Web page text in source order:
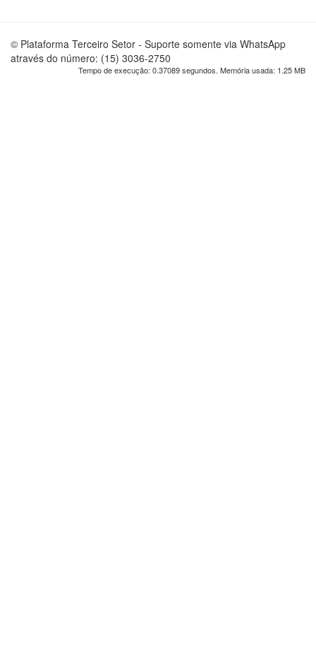
© Plataforma Terceiro Setor - Suporte somente via WhatsApp
através do número: (15) 3036-2750
Tempo de execução: 0.37089 segundos. Memória usada: 1.25 MB